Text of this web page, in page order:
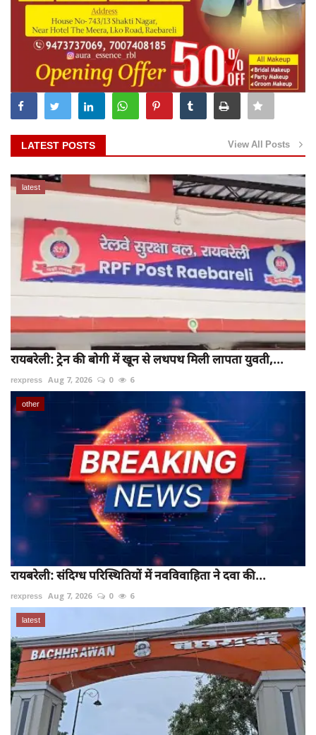
LATEST POSTS View All Posts
latest
रायबरेली: ट्रेन की बोगी में खून से लथपथ मिली लापता युवती,...
rexpress Aug 7, 2026 0 6
other
रायबरेली: संदिग्ध परिस्थितियों में नवविवाहिता ने दवा की...
rexpress Aug 7, 2026 0 6
latest